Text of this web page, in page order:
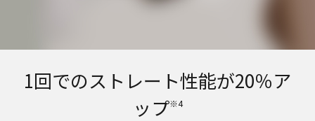
1回でのストレート性能が20％ア
ップ※4